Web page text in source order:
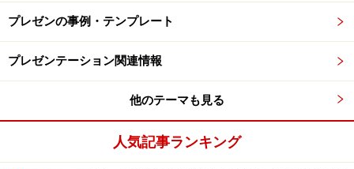
プレゼンの事例・テンプレート
プレゼンテーション関連情報
他のテーマも見る
人気記事ランキング